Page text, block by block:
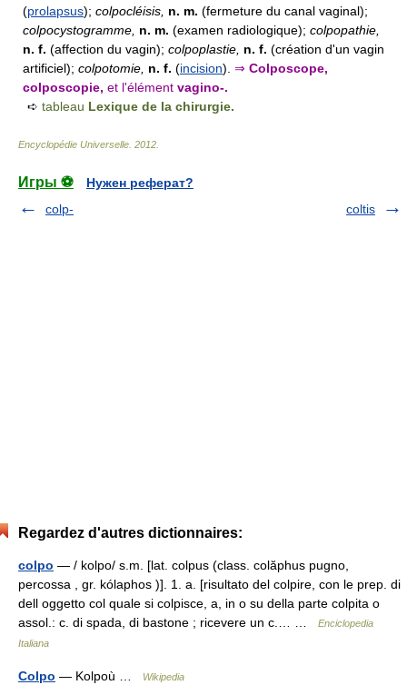
(prolapsus); colpocléisis, n. m. (fermeture du canal vaginal);
colpocystogramme, n. m. (examen radiologique); colpopathie,
n. f. (affection du vagin); colpoplastie, n. f. (création d'un vagin
artificiel); colpotomie, n. f. (incision). ⇒ Colposcope,
colposcopie, et l'élément vagino-.
➪ tableau Lexique de la chirurgie.
Encyclopédie Universelle 2012
Игры ⚽
Нужен реферат?
colp-
coltis
Regardez d'autres dictionnaires:
colpo — / kolpo/ s.m. [lat. colpus (class. colăphus pugno,
percossa , gr. kólaphos )]. 1. a. [risultato del colpire, con le prep. di
dell oggetto col quale si colpisce, a, in o su della parte colpita o
assol.: c. di spada, di bastone ; ricevere un c.… …
Enciclopedia
Italiana
Colpo — Kolpoù … Wikipedia